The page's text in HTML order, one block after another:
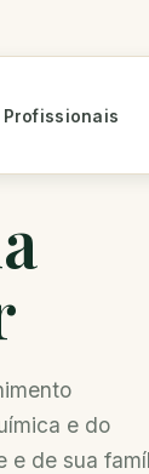
Profissionais
e do
e de sua